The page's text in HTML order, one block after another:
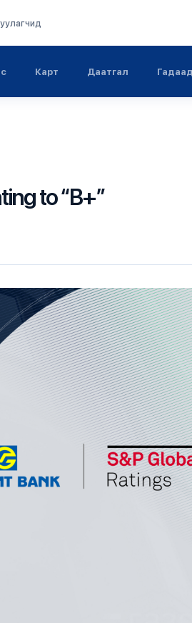
Карт Даатгал
to “B+”